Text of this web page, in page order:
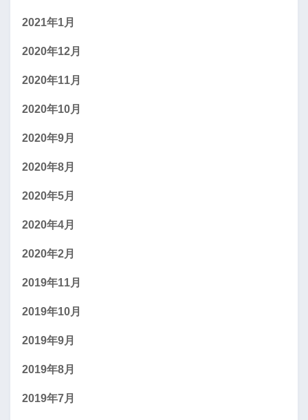
2021年1月
2020年12月
2020年11月
2020年10月
2020年9月
2020年8月
2020年5月
2020年4月
2020年2月
2019年11月
2019年10月
2019年9月
2019年8月
2019年7月